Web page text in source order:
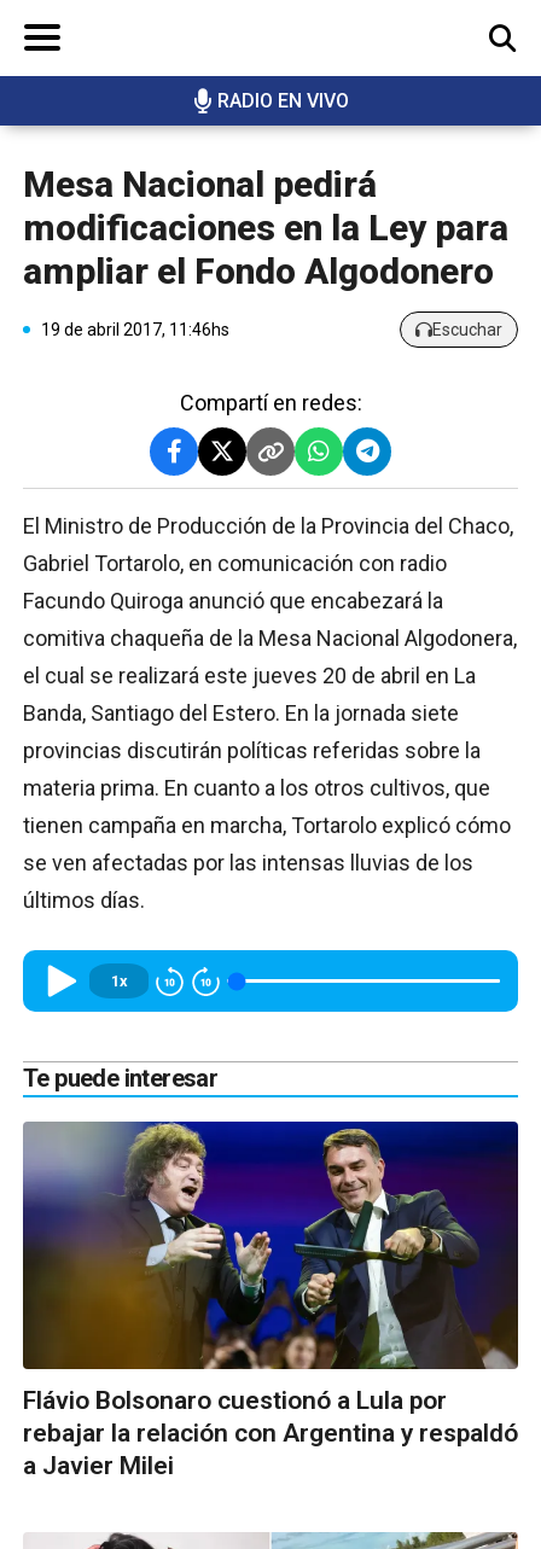
RADIO EN VIVO
BUSCAR
Mesa Nacional pedirá
modificaciones en la Ley para
ampliar el Fondo Algodonero
19 de abril 2017, 11:46hs Escuchar
Compartí en redes:
El Ministro de Producción de la Provincia del Chaco,
Gabriel Tortarolo, en comunicación con radio
Facundo Quiroga anunció que encabezará la
comitiva chaqueña de la Mesa Nacional Algodonera,
el cual se realizará este jueves 20 de abril en La
Banda, Santiago del Estero. En la jornada siete
provincias discutirán políticas referidas sobre la
materia prima. En cuanto a los otros cultivos, que
tienen campaña en marcha, Tortarolo explicó cómo
se ven afectadas por las intensas lluvias de los
últimos días.
1x
Te puede interesar
Flávio Bolsonaro cuestionó a Lula por
rebajar la relación con Argentina y respaldó
a Javier Milei